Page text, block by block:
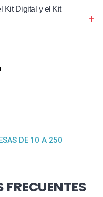
Kit Digital y el Kit
DE 10 A 250